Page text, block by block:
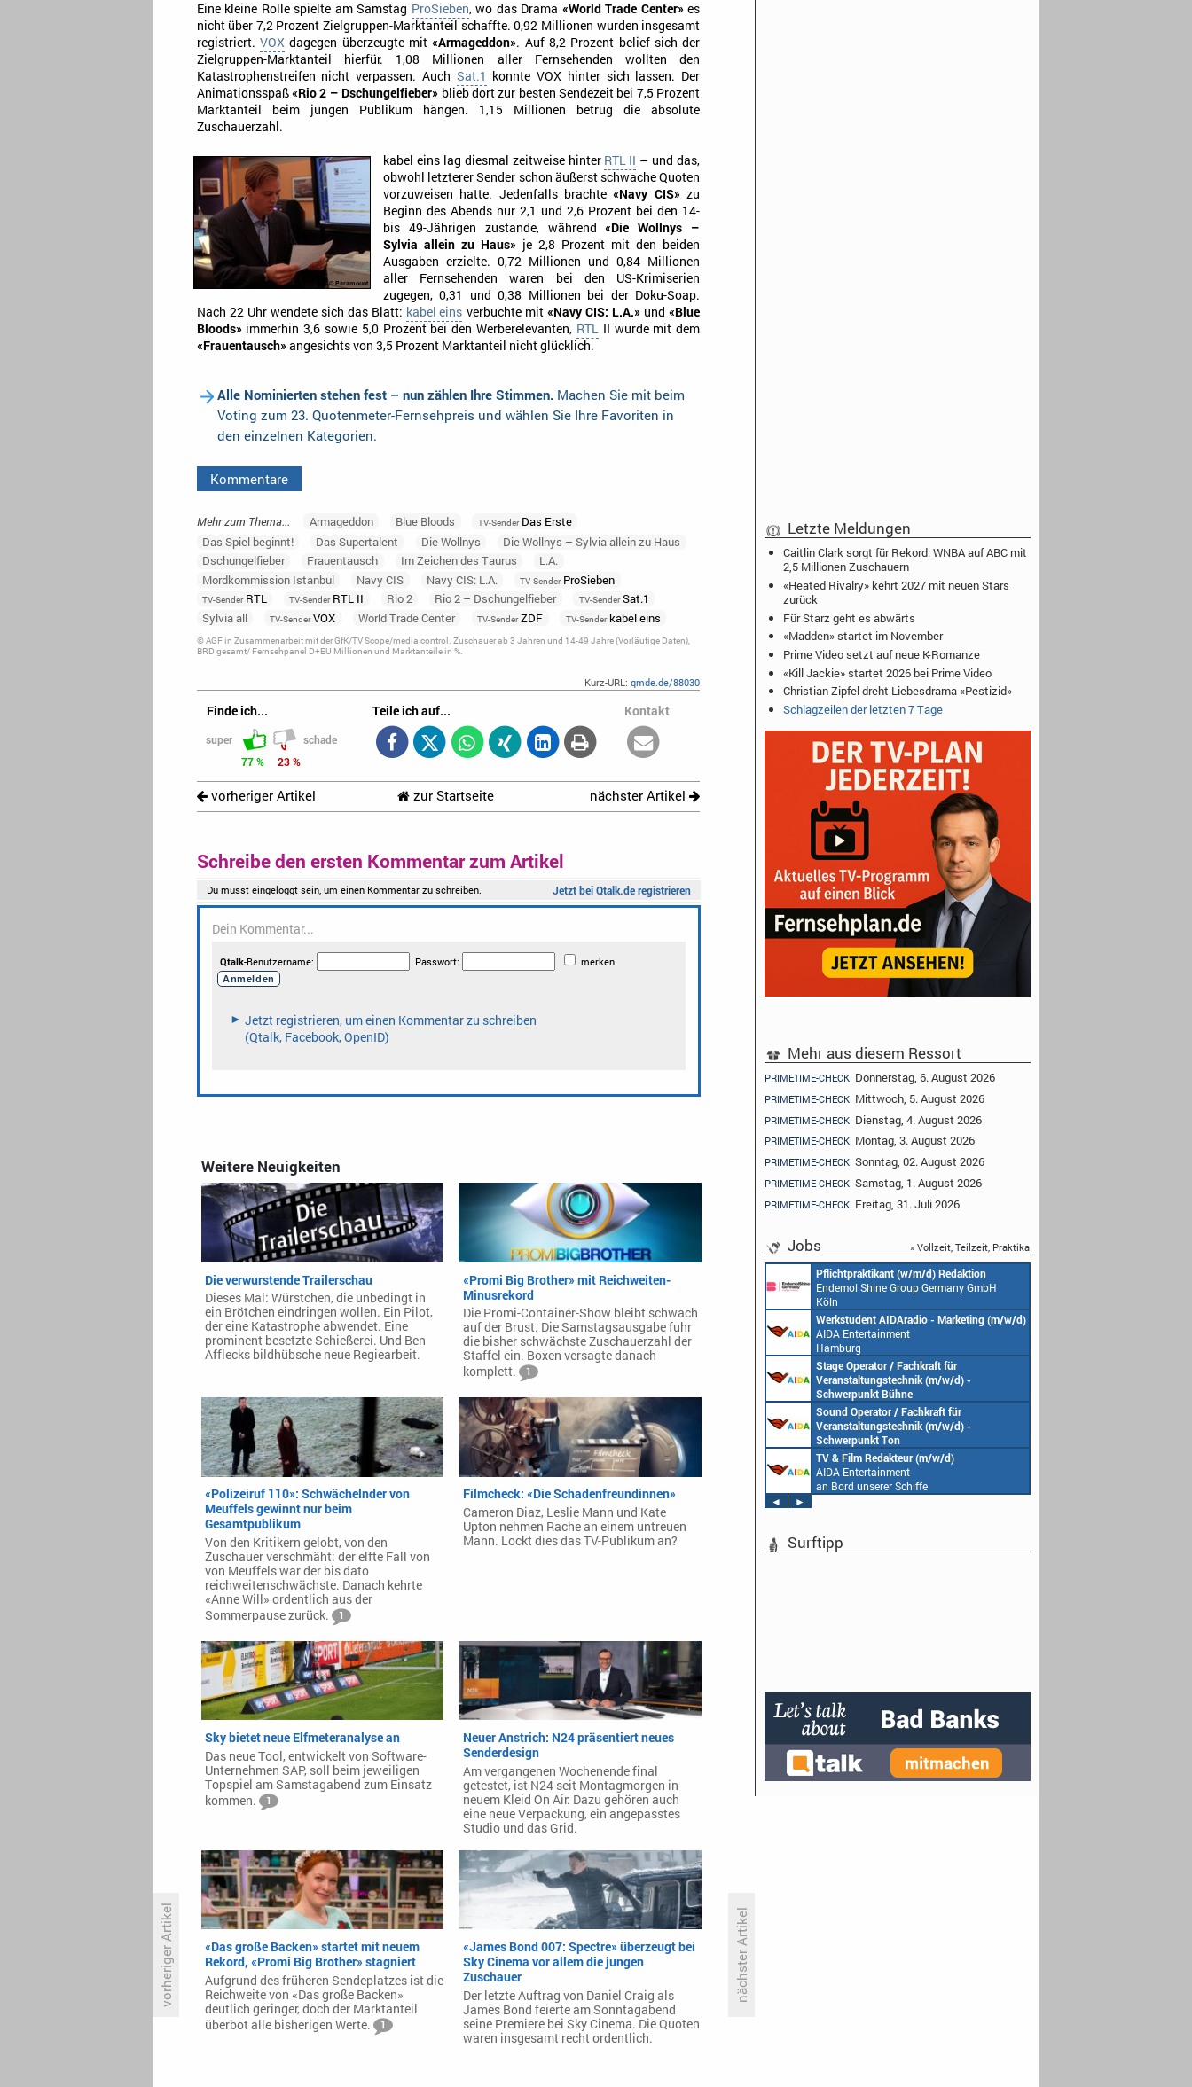
Eine kleine Rolle spielte am Samstag ProSieben, wo das Drama «World Trade Center» es
nicht über 7,2 Prozent Zielgruppen-Marktanteil schaffte. 0,92 Millionen wurden insgesamt
registriert. VOXdagegen überzeugte mit«Armageddon». Auf 8,2 Prozent belief sich der
Zielgruppen-Marktanteil hierfür. 1,08 Millionen aller Fernsehenden wollten den
Katastrophenstreifen nicht verpassen. Auch Sat.1
konnte VOX hinter sich lassen. Der
Animationsspaß«Rio 2 – Dschungelfieber» blieb dort zur besten Sendezeit bei 7,5 Prozent
Marktanteil beim jungen Publikum hängen. 1,15 Millionen betrug die absolute
Zuschauerzahl.
kabel eins lag diesmal zeitweise hinter RTL II – und das,
obwohl letzterer Sender schon äußerst schwache Quoten
vorzuweisen hatte. Jedenfalls brachte«Navy CIS» zu
Beginn des Abends nur 2,1 und 2,6 Prozent bei den 14-
bis 49-Jährigen zustande, während«Die Wollnys –
Sylvia allein zu Haus» je 2,8 Prozent mit den beiden
Ausgaben erzielte. 0,72 Millionen und 0,84 Millionen
aller Fernsehenden waren bei den US-Krimiserien
zugegen, 0,31 und 0,38 Millionen bei der Doku-Soap.
Nach 22 Uhr wendete sich das Blatt: kabel eins verbuchte mit «Navy CIS: L.A.» und«Blue
Bloods» immerhin 3,6 sowie 5,0 Prozent bei den Werberelevanten, RTLII wurde mit dem
«Frauentausch» angesichts von 3,5 Prozent Marktanteil nicht glücklich.
Alle Nominierten stehen fest – nun zählen Ihre Stimmen.Machen Sie mit beim
Voting zum 23. Quotenmeter-Fernsehpreis und wählen Sie Ihre Favoriten in
den einzelnen Kategorien.
Kommentare
Mehr zum Thema... Armageddon Blue Bloods TV-SenderDas Erste
Das Spiel beginnt!
Das Supertalent Die Wollnys
Die Wollnys – Sylvia allein zu Haus
Dschungelfieber
Frauentausch Im Zeichen des Taurus
L.A.
Mordkommission Istanbul
Navy CIS Navy CIS: L.A. TV-SenderProSieben
TV-SenderRTL TV-SenderRTL II Rio 2 Rio 2 – Dschungelfieber TV-SenderSat.1
Sylvia all
TV-SenderVOX World Trade Center TV-SenderZDF TV-Senderkabel eins
© AGF in Zusammenarbeit mit der GfK/TV Scope/media control. Zuschauer ab 3 Jahren und 14-49 Jahre (Vorläufige Daten),
BRD gesamt/ Fernsehpanel D+EU Millionen und Marktanteile in %.
Kurz-URL:qmde.de/88030
Finde ich...
super
schade
77 %
23 %
Teile ich auf... Kontakt
vorheriger Artikel zur Startseite nächster Artikel
vorheriger Artikel
Tennis: Kerber verhilft Eurosport
zu Top-Zahlen
nächster Artikel
Trotz starker Werte eher
enttäuschend: Die
Zwischenbilanz von «Promi Big
Brother»
Schreibe den ersten Kommentar zum Artikel
Weitere Neuigkeiten
Die verwurstende Trailerschau
Dieses Mal: Würstchen, die unbedingt in
ein Brötchen eindringen wollen. Ein Pilot,
der eine Katastrophe abwendet. Eine
prominent besetzte Schießerei. Und Ben
Afflecks bildhübsche neue Regiearbeit.
«Promi Big Brother» mit Reichweiten-
Minusrekord
Die Promi-Container-Show bleibt schwach
auf der Brust. Die Samstagsausgabe fuhr
die bisher schwächste Zuschauerzahl der
Staffel ein. Boxen versagte danach
komplett.
1
«Polizeiruf 110»: Schwächelnder von
Meuffels gewinnt nur beim
Gesamtpublikum
Von den Kritikern gelobt, von den
Zuschauer verschmäht: der elfte Fall von
von Meuffels war der bis dato
reichweitenschwächste. Danach kehrte
«Anne Will» ordentlich aus der
Sommerpause zurück.
1
Filmcheck: «Die Schadenfreundinnen»
Cameron Diaz, Leslie Mann und Kate
Upton nehmen Rache an einem untreuen
Mann. Lockt dies das TV-Publikum an?
Sky bietet neue Elfmeteranalyse an
Das neue Tool, entwickelt von Software-
Unternehmen SAP, soll beim jeweiligen
Topspiel am Samstagabend zum Einsatz
kommen.
1
Neuer Anstrich: N24 präsentiert neues
Senderdesign
Am vergangenen Wochenende final
getestet, ist N24 seit Montagmorgen in
neuem Kleid On Air: Dazu gehören auch
eine neue Verpackung, ein angepasstes
Studio und das Grid.
«Das große Backen» startet mit neuem
Rekord, «Promi Big Brother» stagniert
Aufgrund des früheren Sendeplatzes ist die
Reichweite von «Das große Backen»
deutlich geringer, doch der Marktanteil
überbot alle bisherigen Werte.
1
«James Bond 007: Spectre» überzeugt bei
Sky Cinema vor allem die jungen
Zuschauer
Der letzte Auftrag von Daniel Craig als
James Bond feierte am Sonntagabend
seine Premiere bei Sky Cinema. Die Quoten
waren insgesamt recht ordentlich.
Letzte Meldungen
Caitlin Clark sorgt für Rekord: WNBA auf ABC mit
2,5 Millionen Zuschauern
«Heated Rivalry» kehrt 2027 mit neuen Stars
zurück
Für Starz geht es abwärts
«Madden» startet im November
Prime Video setzt auf neue K-Romanze
«Kill Jackie» startet 2026 bei Prime Video
Christian Zipfel dreht Liebesdrama «Pestizid»
Schlagzeilen der letzten 7 Tage
Mehr aus diesem Ressort
PRIMETIME-CHECK Donnerstag, 6. August 2026
PRIMETIME-CHECK Mittwoch, 5. August 2026
PRIMETIME-CHECK Dienstag, 4. August 2026
PRIMETIME-CHECK Montag, 3. August 2026
PRIMETIME-CHECK Sonntag, 02. August 2026
PRIMETIME-CHECK Samstag, 1. August 2026
PRIMETIME-CHECK Freitag, 31. Juli 2026
Jobs » Vollzeit, Teilzeit, Praktika
Pflichtpraktikant (w/m/d) Redaktion
Endemol Shine Group Germany GmbH
Köln
Werkstudent AIDAradio - Marketing (m/w/d)
AIDA Entertainment
Hamburg
Stage Operator / Fachkraft für
Veranstaltungstechnik (m/w/d) -
Schwerpunkt Bühne
AIDA Entertainment
an Bord unserer Schiffe
Sound Operator / Fachkraft für
Veranstaltungstechnik (m/w/d) -
Schwerpunkt Ton
AIDA Entertainment
an Bord unserer Schiffe
TV & Film Redakteur (m/w/d)
AIDA Entertainment
an Bord unserer Schiffe
◄
►
Surftipp